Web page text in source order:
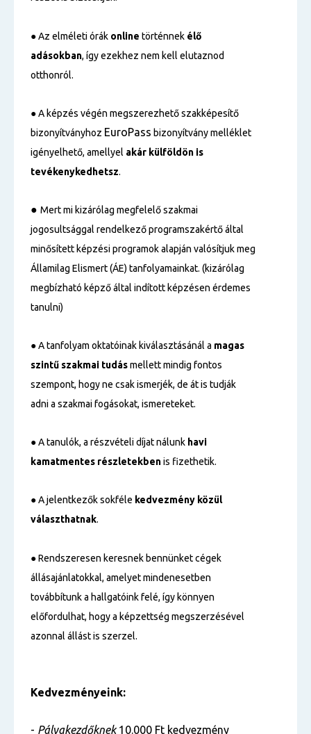
●Az elméleti órák online történnek élő
adásokban, így ezekhez nem kell elutaznod
otthonról.
●A képzés végén megszerezhető szakképesítő
bizonyítványhoz EuroPass bizonyítvány melléklet
igényelhető, amellyel akár külföldön is
tevékenykedhetsz.
● Mert mi kizárólag megfelelő szakmai
jogosultsággal rendelkező programszakértő által
minősített képzési programok alapján valósítjuk meg
Államilag Elismert (ÁE) tanfolyamainkat. (kizárólag
megbízható képző által indított képzésen érdemes
tanulni)
● A tanfolyam oktatóinak kiválasztásánál a magas
szintű szakmai tudásmellett mindig fontos
szempont, hogy ne csak ismerjék, de át is tudják
adni a szakmai fogásokat, ismereteket.
● A tanulók, a részvételi díjat nálunk havi
kamatmentes részletekbenis fizethetik.
● A jelentkezők sokféle kedvezmény közül
választhatnak.
● Rendszeresen keresnek bennünket cégek
állásajánlatokkal, amelyet mindenesetben
továbbítunk a hallgatóink felé, így könnyen
előfordulhat, hogy a képzettség megszerzésével
azonnal állást is szerzel.
Kedvezményeink:
- Pályakezdőknek10.000 Ft kedvezmény